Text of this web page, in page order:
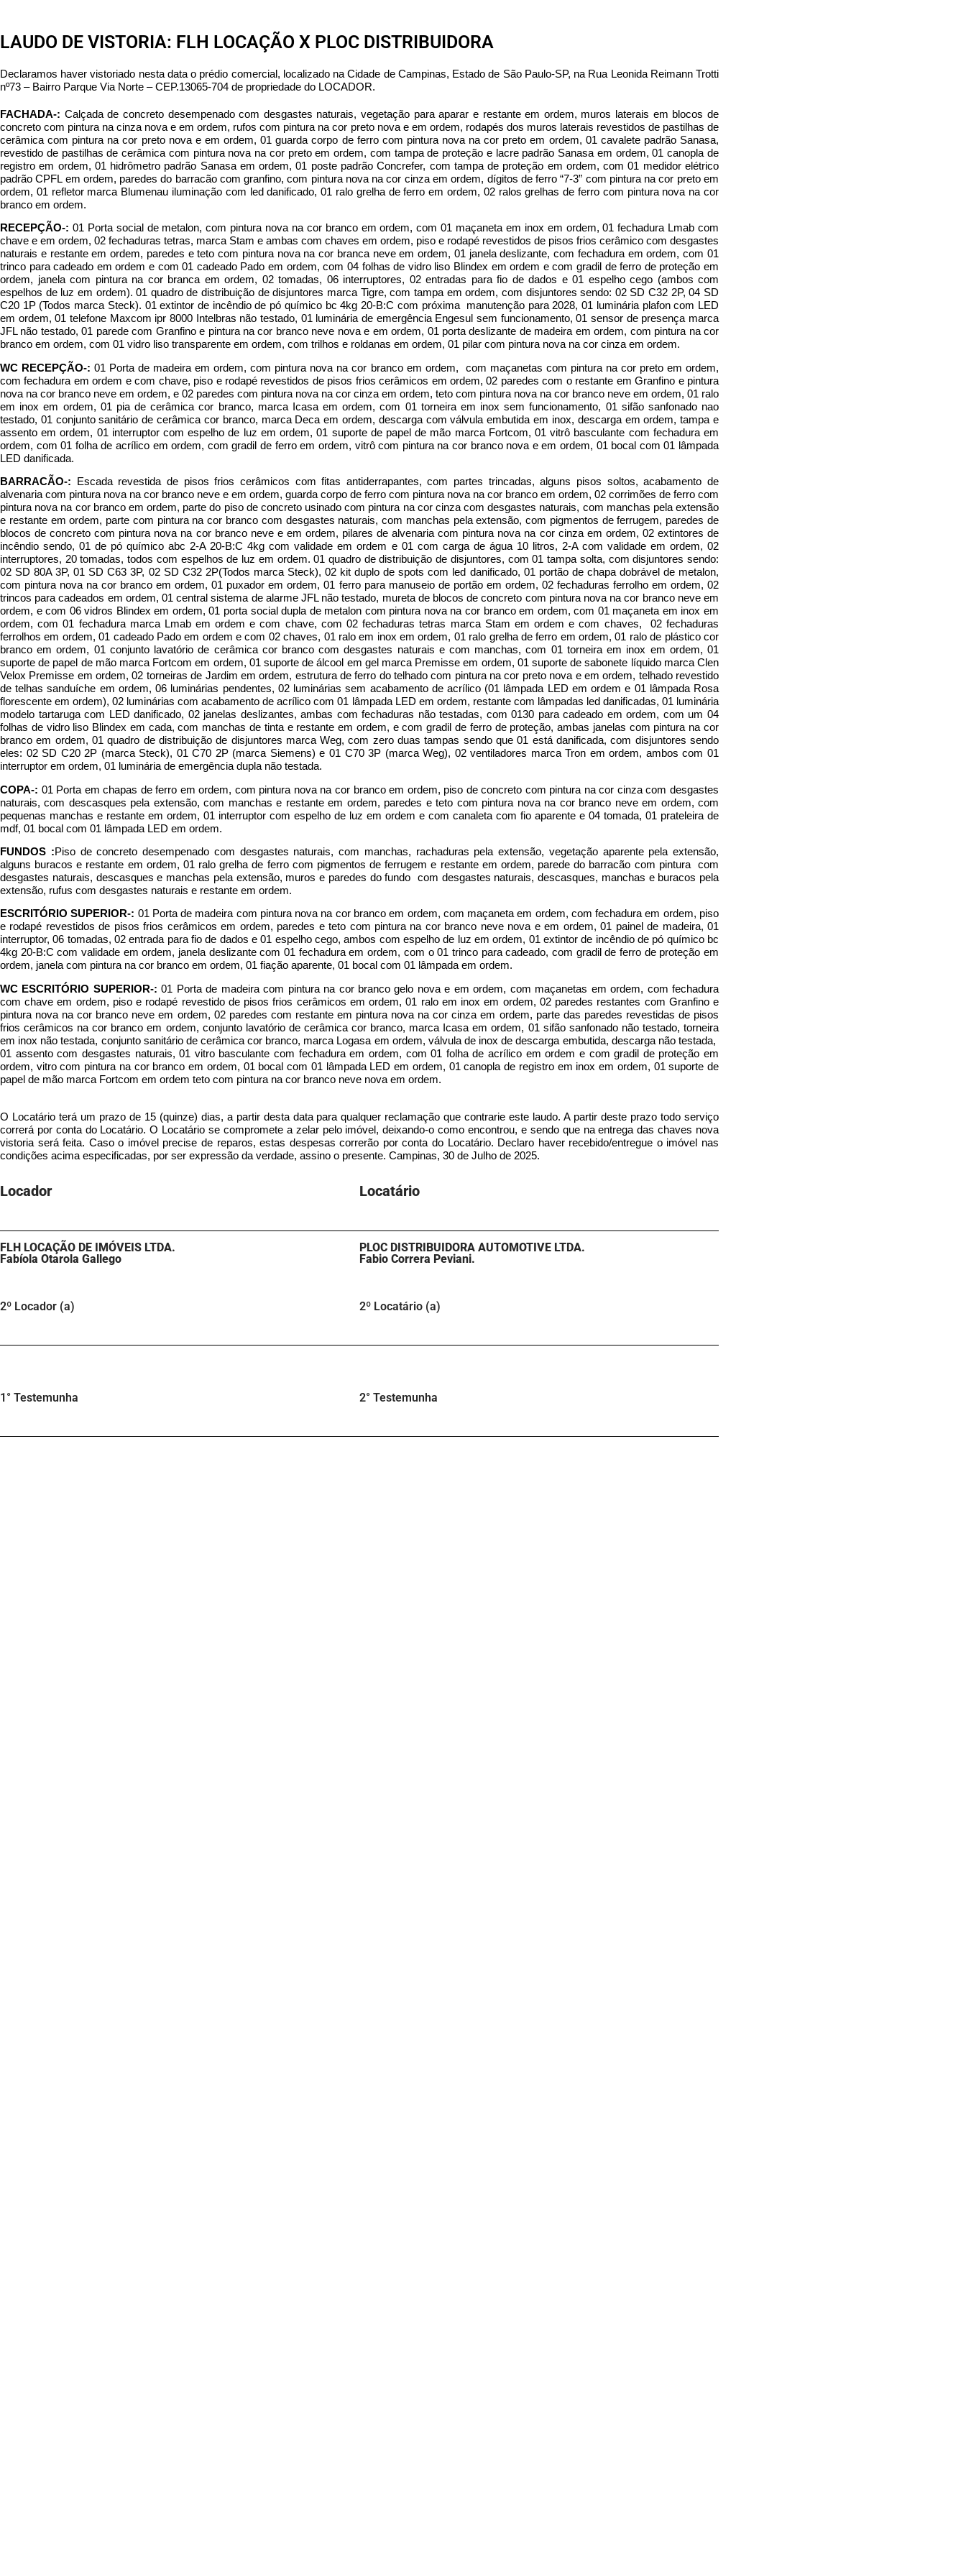
LAUDO DE VISTORIA: FLH LOCAÇÃO X PLOC DISTRIBUIDORA
Declaramos haver vistoriado nesta data o prédio comercial, localizado na Cidade de Campinas, Estado de São Paulo-SP, na Rua Leonida Reimann Trotti
nº73 – Bairro Parque Via Norte – CEP.13065-704 de propriedade do LOCADOR.
FACHADA-: Calçada de concreto desempenado com desgastes naturais, vegetação para aparar e restante em ordem, muros laterais em blocos de
concreto com pintura na cinza nova e em ordem, rufos com pintura na cor preto nova e em ordem, rodapés dos muros laterais revestidos de pastilhas de
cerâmica com pintura na cor preto nova e em ordem, 01 guarda corpo de ferro com pintura nova na cor preto em ordem, 01 cavalete padrão Sanasa,
revestido de pastilhas de cerâmica com pintura nova na cor preto em ordem, com tampa de proteção e lacre padrão Sanasa em ordem, 01 canopla de
registro em ordem, 01 hidrômetro padrão Sanasa em ordem, 01 poste padrão Concrefer, com tampa de proteção em ordem, com 01 medidor elétrico
padrão CPFL em ordem, paredes do barracão com granfino, com pintura nova na cor cinza em ordem, dígitos de ferro “7-3” com pintura na cor preto em
ordem, 01 refletor marca Blumenau iluminação com led danificado, 01 ralo grelha de ferro em ordem, 02 ralos grelhas de ferro com pintura nova na cor
branco em ordem.
RECEPÇÃO-: 01 Porta social de metalon, com pintura nova na cor branco em ordem, com 01 maçaneta em inox em ordem, 01 fechadura Lmab com
chave e em ordem, 02 fechaduras tetras, marca Stam e ambas com chaves em ordem, piso e rodapé revestidos de pisos frios cerâmico com desgastes
naturais e restante em ordem, paredes e teto com pintura nova na cor branca neve em ordem, 01 janela deslizante, com fechadura em ordem, com 01
trinco para cadeado em ordem e com 01 cadeado Pado em ordem, com 04 folhas de vidro liso Blindex em ordem e com gradil de ferro de proteção em
ordem, janela com pintura na cor branca em ordem, 02 tomadas, 06 interruptores, 02 entradas para fio de dados e 01 espelho cego (ambos com
espelhos de luz em ordem). 01 quadro de distribuição de disjuntores marca Tigre, com tampa em ordem, com disjuntores sendo: 02 SD C32 2P, 04 SD
C20 1P (Todos marca Steck). 01 extintor de incêndio de pó químico bc 4kg 20-B:C com próxima manutenção para 2028, 01 luminária plafon com LED
em ordem, 01 telefone Maxcom ipr 8000 Intelbras não testado, 01 luminária de emergência Engesul sem funcionamento, 01 sensor de presença marca
JFL não testado, 01 parede com Granfino e pintura na cor branco neve nova e em ordem, 01 porta deslizante de madeira em ordem, com pintura na cor
branco em ordem, com 01 vidro liso transparente em ordem, com trilhos e roldanas em ordem, 01 pilar com pintura nova na cor cinza em ordem.
WC RECEPÇÃO-: 01 Porta de madeira em ordem, com pintura nova na cor branco em ordem, com maçanetas com pintura na cor preto em ordem,
com fechadura em ordem e com chave, piso e rodapé revestidos de pisos frios cerâmicos em ordem, 02 paredes com o restante em Granfino e pintura
nova na cor branco neve em ordem, e 02 paredes com pintura nova na cor cinza em ordem, teto com pintura nova na cor branco neve em ordem, 01 ralo
em inox em ordem, 01 pia de cerâmica cor branco, marca Icasa em ordem, com 01 torneira em inox sem funcionamento, 01 sifão sanfonado nao
testado, 01 conjunto sanitário de cerâmica cor branco, marca Deca em ordem, descarga com válvula embutida em inox, descarga em ordem, tampa e
assento em ordem, 01 interruptor com espelho de luz em ordem, 01 suporte de papel de mão marca Fortcom, 01 vitrô basculante com fechadura em
ordem, com 01 folha de acrílico em ordem, com gradil de ferro em ordem, vitrô com pintura na cor branco nova e em ordem, 01 bocal com 01 lâmpada
LED danificada.
BARRACÃO-: Escada revestida de pisos frios cerâmicos com fitas antiderrapantes, com partes trincadas, alguns pisos soltos, acabamento de
alvenaria com pintura nova na cor branco neve e em ordem, guarda corpo de ferro com pintura nova na cor branco em ordem, 02 corrimões de ferro com
pintura nova na cor branco em ordem, parte do piso de concreto usinado com pintura na cor cinza com desgastes naturais, com manchas pela extensão
e restante em ordem, parte com pintura na cor branco com desgastes naturais, com manchas pela extensão, com pigmentos de ferrugem, paredes de
blocos de concreto com pintura nova na cor branco neve e em ordem, pilares de alvenaria com pintura nova na cor cinza em ordem, 02 extintores de
incêndio sendo, 01 de pó químico abc 2-A 20-B:C 4kg com validade em ordem e 01 com carga de água 10 litros, 2-A com validade em ordem, 02
interruptores, 20 tomadas, todos com espelhos de luz em ordem. 01 quadro de distribuição de disjuntores, com 01 tampa solta, com disjuntores sendo:
02 SD 80A 3P, 01 SD C63 3P, 02 SD C32 2P(Todos marca Steck), 02 kit duplo de spots com led danificado, 01 portão de chapa dobrável de metalon,
com pintura nova na cor branco em ordem, 01 puxador em ordem, 01 ferro para manuseio de portão em ordem, 02 fechaduras ferrolho em ordem, 02
trincos para cadeados em ordem, 01 central sistema de alarme JFL não testado, mureta de blocos de concreto com pintura nova na cor branco neve em
ordem, e com 06 vidros Blindex em ordem, 01 porta social dupla de metalon com pintura nova na cor branco em ordem, com 01 maçaneta em inox em
ordem, com 01 fechadura marca Lmab em ordem e com chave, com 02 fechaduras tetras marca Stam em ordem e com chaves, 02 fechaduras
ferrolhos em ordem, 01 cadeado Pado em ordem e com 02 chaves, 01 ralo em inox em ordem, 01 ralo grelha de ferro em ordem, 01 ralo de plástico cor
branco em ordem, 01 conjunto lavatório de cerâmica cor branco com desgastes naturais e com manchas, com 01 torneira em inox em ordem, 01
suporte de papel de mão marca Fortcom em ordem, 01 suporte de álcool em gel marca Premisse em ordem, 01 suporte de sabonete líquido marca Clen
Velox Premisse em ordem, 02 torneiras de Jardim em ordem, estrutura de ferro do telhado com pintura na cor preto nova e em ordem, telhado revestido
de telhas sanduíche em ordem, 06 luminárias pendentes, 02 luminárias sem acabamento de acrílico (01 lâmpada LED em ordem e 01 lâmpada Rosa
florescente em ordem), 02 luminárias com acabamento de acrílico com 01 lâmpada LED em ordem, restante com lâmpadas led danificadas, 01 luminária
modelo tartaruga com LED danificado, 02 janelas deslizantes, ambas com fechaduras não testadas, com 0130 para cadeado em ordem, com um 04
folhas de vidro liso Blindex em cada, com manchas de tinta e restante em ordem, e com gradil de ferro de proteção, ambas janelas com pintura na cor
branco em ordem, 01 quadro de distribuição de disjuntores marca Weg, com zero duas tampas sendo que 01 está danificada, com disjuntores sendo
eles: 02 SD C20 2P (marca Steck), 01 C70 2P (marca Siemens) e 01 C70 3P (marca Weg), 02 ventiladores marca Tron em ordem, ambos com 01
interruptor em ordem, 01 luminária de emergência dupla não testada.
COPA-: 01 Porta em chapas de ferro em ordem, com pintura nova na cor branco em ordem, piso de concreto com pintura na cor cinza com desgastes
naturais, com descasques pela extensão, com manchas e restante em ordem, paredes e teto com pintura nova na cor branco neve em ordem, com
pequenas manchas e restante em ordem, 01 interruptor com espelho de luz em ordem e com canaleta com fio aparente e 04 tomada, 01 prateleira de
mdf, 01 bocal com 01 lâmpada LED em ordem.
FUNDOS :Piso de concreto desempenado com desgastes naturais, com manchas, rachaduras pela extensão, vegetação aparente pela extensão,
alguns buracos e restante em ordem, 01 ralo grelha de ferro com pigmentos de ferrugem e restante em ordem, parede do barracão com pintura com
desgastes naturais, descasques e manchas pela extensão, muros e paredes do fundo com desgastes naturais, descasques, manchas e buracos pela
extensão, rufus com desgastes naturais e restante em ordem.
ESCRITÓRIO SUPERIOR-: 01 Porta de madeira com pintura nova na cor branco em ordem, com maçaneta em ordem, com fechadura em ordem, piso
e rodapé revestidos de pisos frios cerâmicos em ordem, paredes e teto com pintura na cor branco neve nova e em ordem, 01 painel de madeira, 01
interruptor, 06 tomadas, 02 entrada para fio de dados e 01 espelho cego, ambos com espelho de luz em ordem, 01 extintor de incêndio de pó químico bc
4kg 20-B:C com validade em ordem, janela deslizante com 01 fechadura em ordem, com o 01 trinco para cadeado, com gradil de ferro de proteção em
ordem, janela com pintura na cor branco em ordem, 01 fiação aparente, 01 bocal com 01 lâmpada em ordem.
WC ESCRITÓRIO SUPERIOR-: 01 Porta de madeira com pintura na cor branco gelo nova e em ordem, com maçanetas em ordem, com fechadura
com chave em ordem, piso e rodapé revestido de pisos frios cerâmicos em ordem, 01 ralo em inox em ordem, 02 paredes restantes com Granfino e
pintura nova na cor branco neve em ordem, 02 paredes com restante em pintura nova na cor cinza em ordem, parte das paredes revestidas de pisos
frios cerâmicos na cor branco em ordem, conjunto lavatório de cerâmica cor branco, marca Icasa em ordem, 01 sifão sanfonado não testado, torneira
em inox não testada, conjunto sanitário de cerâmica cor branco, marca Logasa em ordem, válvula de inox de descarga embutida, descarga não testada,
01 assento com desgastes naturais, 01 vitro basculante com fechadura em ordem, com 01 folha de acrílico em ordem e com gradil de proteção em
ordem, vitro com pintura na cor branco em ordem, 01 bocal com 01 lâmpada LED em ordem, 01 canopla de registro em inox em ordem, 01 suporte de
papel de mão marca Fortcom em ordem teto com pintura na cor branco neve nova em ordem.
O Locatário terá um prazo de 15 (quinze) dias, a partir desta data para qualquer reclamação que contrarie este laudo. A partir deste prazo todo serviço
correrá por conta do Locatário. O Locatário se compromete a zelar pelo imóvel, deixando-o como encontrou, e sendo que na entrega das chaves nova
vistoria será feita. Caso o imóvel precise de reparos, estas despesas correrão por conta do Locatário. Declaro haver recebido/entregue o imóvel nas
condições acima especificadas, por ser expressão da verdade, assino o presente. Campinas, 30 de Julho de 2025.
Locador
FLH LOCAÇÃO DE IMÓVEIS LTDA.
Fabíola Otarola Gallego
2º Locador (a)
1° Testemunha
Locatário​
PLOC DISTRIBUIDORA AUTOMOTIVE LTDA.
Fabio Correra Peviani.
2º Locatário (a)
2° Testemunha